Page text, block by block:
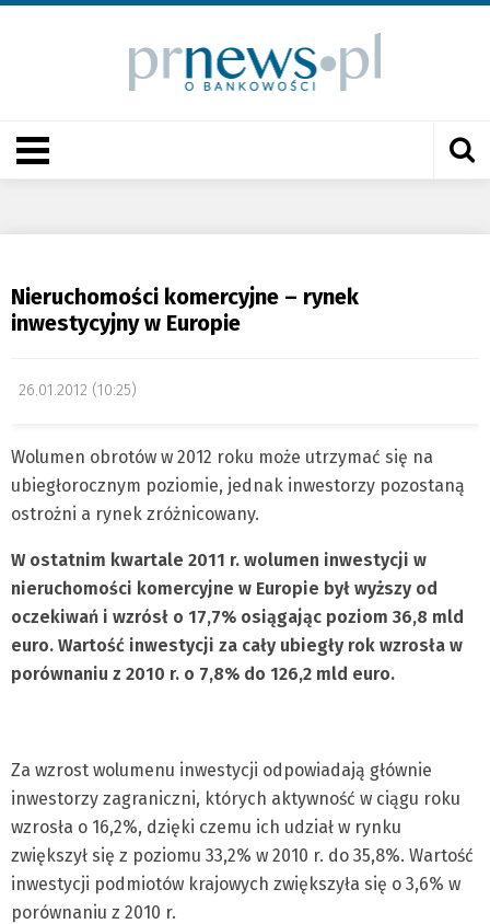
Nieruchomości komercyjne – rynek
inwestycyjny w Europie
26.01.2012 (10:25)
Wolumen obrotów w 2012 roku może utrzymać się na
ubiegłorocznym poziomie, jednak inwestorzy pozostaną
ostrożni a rynek zróżnicowany.
W ostatnim kwartale 2011 r. wolumen inwestycji w
nieruchomości komercyjne w Europie był wyższy od
oczekiwań i wzrósł o 17,7% osiągając poziom 36,8 mld
euro. Wartość inwestycji za cały ubiegły rok wzrosła w
porównaniu z 2010 r. o 7,8% do 126,2 mld euro.
Za wzrost wolumenu inwestycji odpowiadają głównie
inwestorzy zagraniczni, których aktywność w ciągu roku
wzrosła o 16,2%, dzięki czemu ich udział w rynku
zwiększył się z poziomu 33,2% w 2010 r. do 35,8%. Wartość
inwestycji podmiotów krajowych zwiększyła się o 3,6% w
porównaniu z 2010 r.